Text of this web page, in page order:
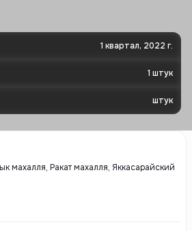
1 квартал, 2022 г.
1 штук
штук
махалля, Ракат махалля, Яккасарайский